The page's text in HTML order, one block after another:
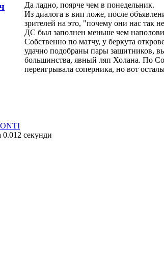
Да ладно, поярче чем в понедельник.
Из диалога в вип ложе, после
зрителей на это, "почему они нас так
ДС был заполнен меньше чем
Собственно по матчу, у беркута
удачно подобраны пары защитников,
большинства, явный ляп Холана. По
переигрывала соперника, но вот
0.012 секунди